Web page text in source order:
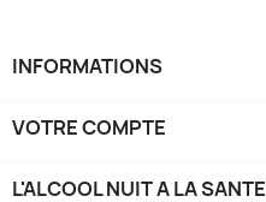
INFORMATIONS
VOTRE COMPTE
L'ALCOOL NUIT A LA SANTE